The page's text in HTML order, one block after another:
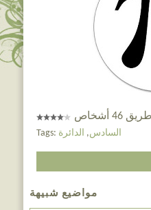
Tags: السادس, الدائرة
مواضيع شبيهة